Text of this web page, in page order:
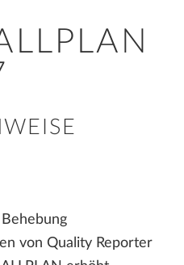
von Quality Reporter